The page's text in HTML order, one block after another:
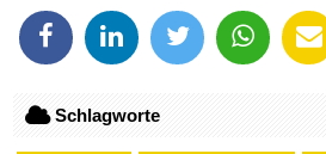
Schlagworte